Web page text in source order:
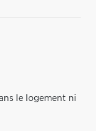
le logement ni